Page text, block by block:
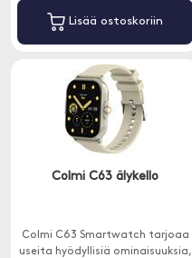
Lisää ostoskoriin
Colmi C63 älykello
Colmi C63 Smartwatch tarjoaa
useita hyödyllisiä ominaisuuksia,